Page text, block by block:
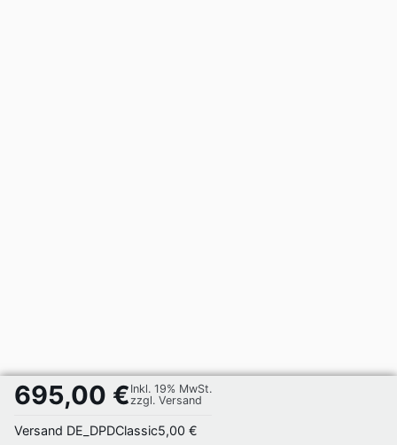
695,00 € Inkl. 19% MwSt.
zzgl. Versand
Versand DE_DPDClassic5,00 €